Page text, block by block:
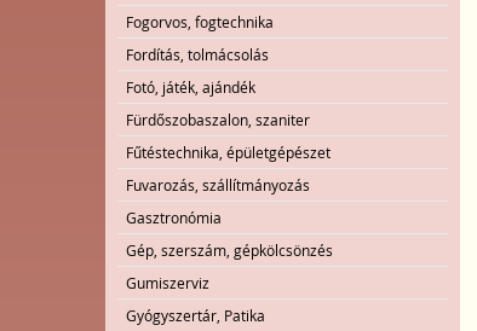
Fogorvos, fogtechnika
Fordítás, tolmácsolás
Fotó, játék, ajándék
Fürdőszobaszalon, szaniter
Fűtéstechnika, épületgépészet
Fuvarozás, szállítmányozás
Gasztronómia
Gép, szerszám, gépkölcsönzés
Gumiszerviz
Gyógyszertár, Patika